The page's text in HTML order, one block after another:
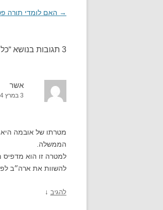
ניווט
→ האם לומדי תורה
3 תגובות בנושא “
אשר
3 במרץ 2014 בשעה 18:02
מטרתו של אובמה
הממשלה.
למטרה זו הוא מדפיס
להשוות את ארה״ב
להגיב ↓